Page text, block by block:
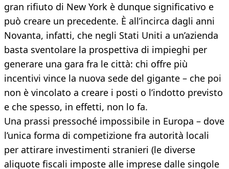
gran rifiuto di New York è dunque significativo e
può creare un precedente. È all’incirca dagli anni
Novanta, infatti, che negli Stati Uniti a un’azienda
basta sventolare la prospettiva di impieghi per
generare una gara fra le città: chi offre più
incentivi vince la nuova sede del gigante – che poi
non è vincolato a creare i posti o l’indotto previsto
e che spesso, in effetti, non lo fa.
Una prassi pressoché impossibile in Europa – dove
l’unica forma di competizione fra autorità locali
per attirare investimenti stranieri (le diverse
aliquote fiscali imposte alle imprese dalle singole